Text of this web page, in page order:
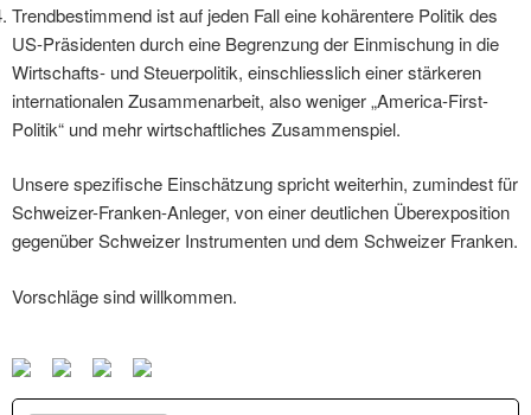
Trendbestimmend ist auf jeden Fall eine kohärentere Politik des
US-Präsidenten durch eine Begrenzung der Einmischung in die
Wirtschafts- und Steuerpolitik, einschliesslich einer stärkeren
internationalen Zusammenarbeit, also weniger „America-First-
Politik“ und mehr wirtschaftliches Zusammenspiel.
Unsere spezifische Einschätzung spricht weiterhin, zumindest für
Schweizer-Franken-Anleger, von einer deutlichen Überexposition
gegenüber Schweizer Instrumenten und dem Schweizer Franken.
Vorschläge sind willkommen.